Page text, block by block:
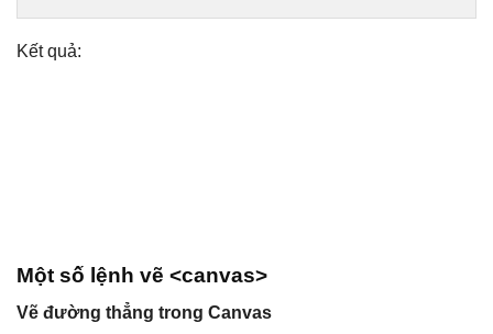
Kết quả:
Một số lệnh vẽ <canvas>
Vẽ đường thẳng trong Canvas